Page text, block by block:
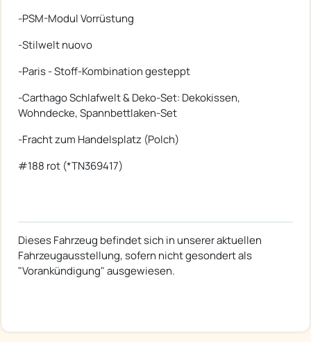
-PSM-Modul Vorrüstung
-Stilwelt nuovo
-Paris - Stoff-Kombination gesteppt
-Carthago Schlafwelt & Deko-Set: Dekokissen,
Wohndecke, Spannbettlaken-Set
-Fracht zum Handelsplatz (Polch)
#188 rot (*TN369417)
Dieses Fahrzeug befindet sich in unserer aktuellen
Fahrzeugausstellung, sofern nicht gesondert als
"Vorankündigung" ausgewiesen.